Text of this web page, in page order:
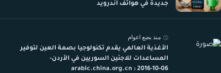
جديدة في هواتف أندرويد
منذ بضع اعوام
الأغذية العالمي يقدم تكنولوجيا بصمة العين لتوفير
المساعدات للاجئين السوريين في الأردن-
arabic.china.org.cn : 2016-10-06